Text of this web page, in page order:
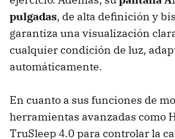
pulgadas, de alta definición y
garantiza una visualización
cualquier condición de luz,
automáticamente.
En cuanto a sus funciones de
herramientas avanzadas como
TruSleep 4.0 para controlar la